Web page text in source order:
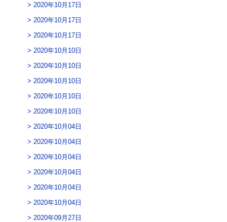
2020年10月17日
2020年10月17日
2020年10月17日
2020年10月10日
2020年10月10日
2020年10月10日
2020年10月10日
2020年10月10日
2020年10月04日
2020年10月04日
2020年10月04日
2020年10月04日
2020年10月04日
2020年10月04日
2020年09月27日